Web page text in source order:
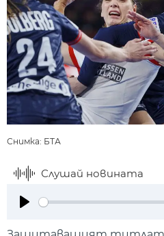
Снимка: БТА
Слушай новината